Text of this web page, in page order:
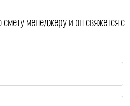
смету менеджеру и он свяжется с